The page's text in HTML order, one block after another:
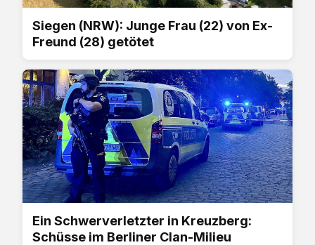
Siegen (NRW): Junge Frau (22) von Ex-
Freund (28) getötet
Ein Schwerverletzter in Kreuzberg:
Schüsse im Berliner Clan-Milieu